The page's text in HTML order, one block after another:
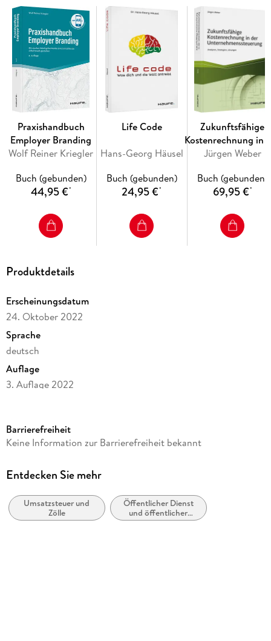
Grundlagen des Umsatzsteuerrechts und der Besteuerung
der öffentlichen Hand
Unternehmereigenschaft nach § 2 Abs. 3 UStG a. F. und §
2b UStG seit dem 01. 01. 2023
Vorsteuerabzug der juristischen Personen des öffentlichen
Rechts
Umfangreiche Fallsammlung der wichtigsten Praxisfälle
Neu in der 3. Auflage:
Ausführungen zur
umsatzsteuerlichen Organschaft, zur Friedhofsverwaltung
und zu Kurbetrieben, die aktuelle Rechtsprechung,
Einarbeitung der aktuellen Verwaltungsauffassung und
Literaturmeinungen
Digitale Extras:
Anweisungen der Finanzverwaltung
Prüfschemata
Übersichten
Praxishandbuch
Employer Branding
Wolf Reiner Kriegler
Buch (gebunden)
44,95 €*
Life Code
Hans-Georg Häusel
Buch (gebunden)
24,95 €*
Zukunftsfähige
Kostenrechnung in
Jürgen Weber
Buch (gebunden)
69,95 €*
Produktdetails
Erscheinungsdatum
24. Oktober 2022
Sprache
deutsch
Auflage
3. Auflage 2022
Reihe
Autor/Autorin
Verlag/Hersteller
Haufe-Lexware GmbH
Barrierefreiheit
Keine Information zur Barrierefreiheit bekannt
Entdecken Sie mehr
Umsatzsteuer und
Zölle
Öffentlicher Dienst
und öffentlicher
Sektor